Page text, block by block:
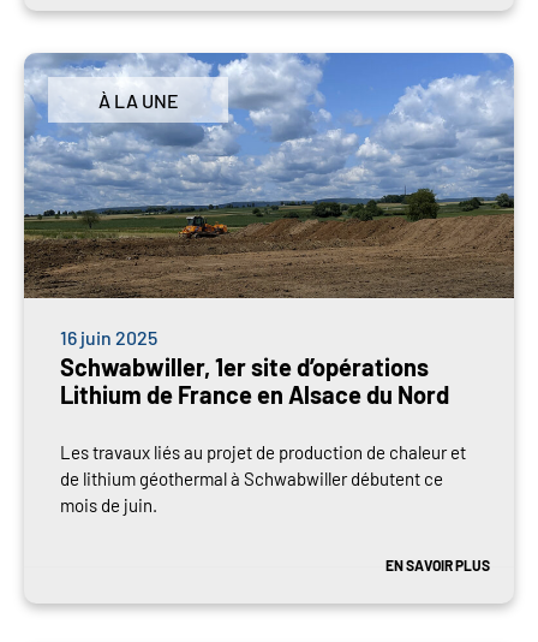
À LA UNE
16 juin 2025
Schwabwiller, 1er site d’opérations
Lithium de France en Alsace du Nord
Les travaux liés au projet de production de chaleur et
de lithium géothermal à Schwabwiller débutent ce
mois de juin.
EN SAVOIR PLUS